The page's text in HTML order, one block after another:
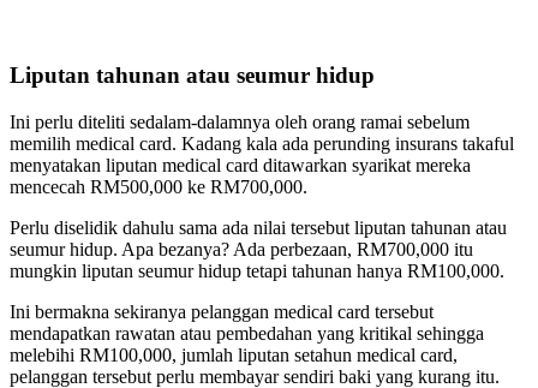
Liputan tahunan atau seumur hidup
Ini perlu diteliti sedalam-dalamnya oleh orang ramai sebelum
memilih medical card. Kadang kala ada perunding insurans takaful
menyatakan liputan medical card ditawarkan syarikat mereka
mencecah RM500,000 ke RM700,000.
Perlu diselidik dahulu sama ada nilai tersebut liputan tahunan atau
seumur hidup. Apa bezanya? Ada perbezaan, RM700,000 itu
mungkin liputan seumur hidup tetapi tahunan hanya RM100,000.
Ini bermakna sekiranya pelanggan medical card tersebut
mendapatkan rawatan atau pembedahan yang kritikal sehingga
melebihi RM100,000, jumlah liputan setahun medical card,
pelanggan tersebut perlu membayar sendiri baki yang kurang itu.